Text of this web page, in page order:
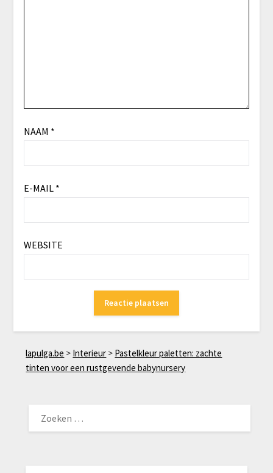
NAAM *
E-MAIL *
WEBSITE
lapulga.be > Interieur > Pastelkleur paletten: zachte
tinten voor een rustgevende babynursery
NAAR: